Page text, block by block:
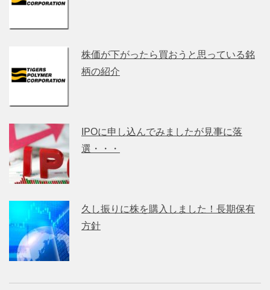
株価が下がったら買おうと思っている銘
柄の紹介
IPOに申し込んでみましたが見事に落
選・・・
久し振りに株を購入しました！長期保有
方針